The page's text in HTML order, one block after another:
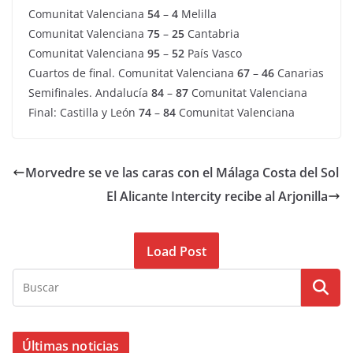
Comunitat Valenciana 54 – 4 Melilla
Comunitat Valenciana 75 – 25 Cantabria
Comunitat Valenciana 95 – 52 País Vasco
Cuartos de final. Comunitat Valenciana 67 – 46 Canarias
Semifinales. Andalucía 84 – 87 Comunitat Valenciana
Final: Castilla y León 74 – 84 Comunitat Valenciana
Morvedre se ve las caras con el Málaga Costa del Sol
El Alicante Intercity recibe al Arjonilla
Load Post
Últimas noticias